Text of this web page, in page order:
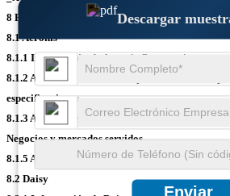
Descargar
Enviar
8 Perfiles de empresas líderes_x005f_x000d_
8.1 Acronis
8.1.1 Información de Acronis Corporation
8.1.2 ACRONIS - Cartera de productos de
especificaciones
8.1.3 Análisis de rendimiento de Acronis (2020-
Negocios y mercados servidos
8.1.5 ACRONIS Desarrollos recientes
8.2 Daisy